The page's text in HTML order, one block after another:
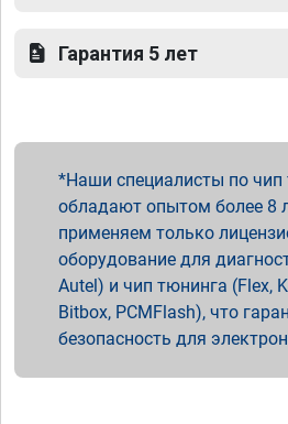
Гарантия 5 лет
Наши специалисты по чип
обладают опытом более 8
применяем только
оборудование для
Autel) и чип тюнинга (Flex,
Bitbox, PCMFlash), что
безопасность для